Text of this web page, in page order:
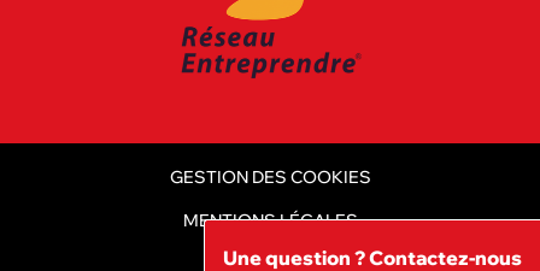
Une question ? Contactez-nous
GESTION DES COOKIES
MENTIONS LÉGALES
CGV